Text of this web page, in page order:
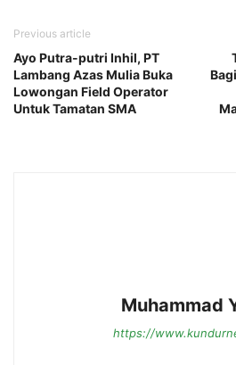
Previous article
Ayo Putra-putri Inhil, PT
Lambang Azas Mulia Buka
Lowongan Field Operator
Untuk Tamatan SMA
Muhammad
https://